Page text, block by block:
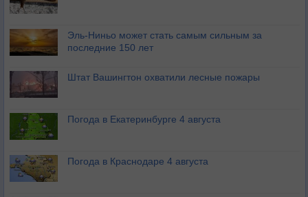
Эль-Ниньо может стать самым сильным за
последние 150 лет
Штат Вашингтон охватили лесные пожары
Погода в Екатеринбурге 4 августа
Погода в Краснодаре 4 августа